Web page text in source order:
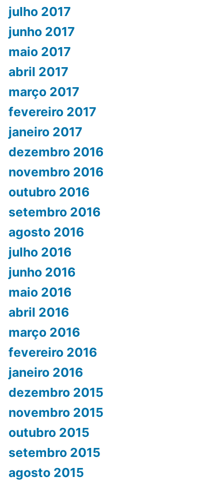
julho 2017
junho 2017
maio 2017
abril 2017
março 2017
fevereiro 2017
janeiro 2017
dezembro 2016
novembro 2016
outubro 2016
setembro 2016
agosto 2016
julho 2016
junho 2016
maio 2016
abril 2016
março 2016
fevereiro 2016
janeiro 2016
dezembro 2015
novembro 2015
outubro 2015
setembro 2015
agosto 2015